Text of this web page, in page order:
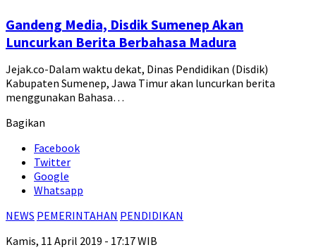
Gandeng Media, Disdik Sumenep Akan
Luncurkan Berita Berbahasa Madura
Jejak.co-Dalam waktu dekat, Dinas Pendidikan (Disdik)
Kabupaten Sumenep, Jawa Timur akan luncurkan berita
menggunakan Bahasa…
Bagikan
Facebook
Twitter
Google
Whatsapp
NEWS PEMERINTAHAN PENDIDIKAN
Kamis, 11 April 2019 - 17:17 WIB